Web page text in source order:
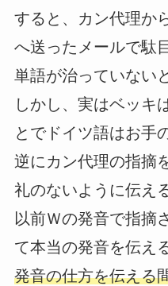
すると、カン代理か
へ送ったメールで駄
単語が治っていない
しかし、実はベッキ
とでドイツ語はお手
逆にカン代理の指摘
礼のないように伝え
以前Ｗの発音で指摘
て本当の発音を伝える
発音の仕方を伝える